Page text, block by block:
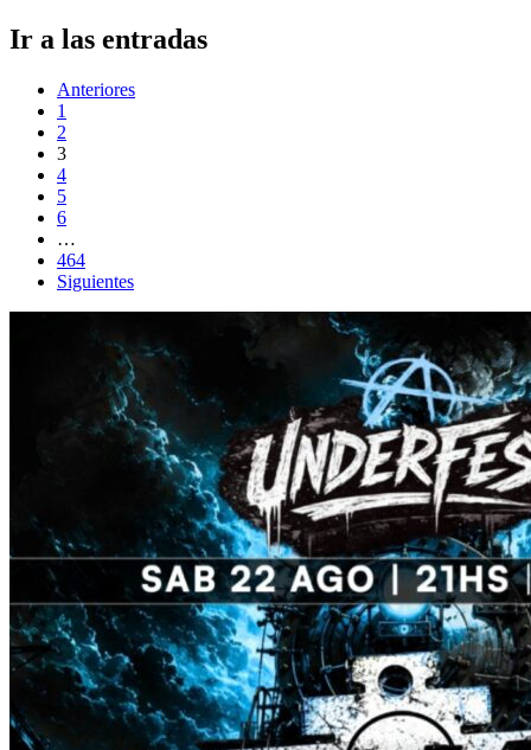
Ir a las entradas
Anteriores
1
2
3
4
5
6
…
464
Siguientes